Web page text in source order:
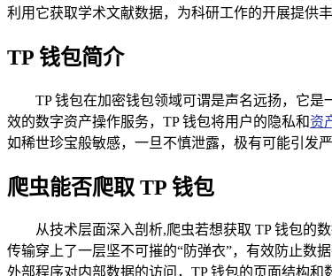
利用它获取学术文献数据，为科研工作的开展提供丰
TP 钱包简介
TP 钱包在加密钱包领域可谓是声名远扬，它
效的数字资产操作服务，TP 钱包将用户的隐私和资
如稀世珍宝般敏感，一旦不慎泄露，极有可能引发
爬虫能否爬取 TP 钱包
从技术层面深入剖析,爬虫若想获取 TP 钱包的
传输穿上了一层坚不可摧的“防弹衣”，有效防止数
外部程序对内部数据的访问，TP 钱包的页面结构